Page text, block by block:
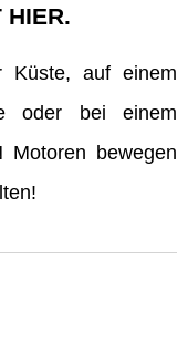
HIER.
Küste, auf einem
oder bei einem
bewegen